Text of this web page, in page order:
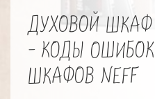
ДУХОВОЙ ШКАФ
- КОДЫ
ШКАФОВ NEFF